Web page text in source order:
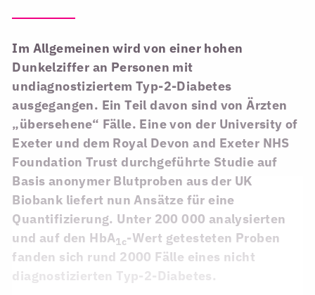
Im Allgemeinen wird von einer hohen
Dunkelziffer an Personen mit
undiagnostiziertem Typ-2-Diabetes
ausgegangen. Ein Teil davon sind von Ärzten
„übersehene“ Fälle. Eine von der University of
Exeter und dem Royal Devon and Exeter NHS
Foundation Trust durchgeführte Studie auf
Basis anonymer Blutproben aus der UK
Biobank liefert nun Ansätze für eine
Quantifizierung. Unter 200 000 analysierten
und auf den HbA1c-Wert getesteten Proben
fanden sich rund 2000 Fälle eines nicht
diagnostizierten Typ-2-Diabetes.